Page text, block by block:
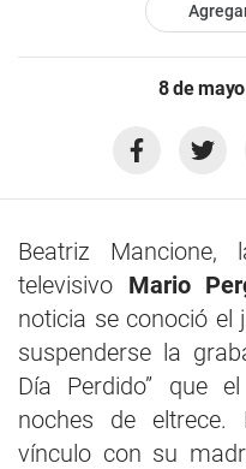
8 de
Beatriz Mancione,
televisivo Mario
noticia se conoció el
suspenderse la
Día Perdido” que
noches de eltrece.
vínculo con su